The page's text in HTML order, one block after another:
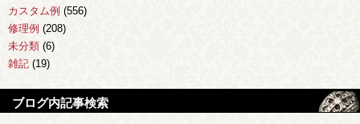
カスタム例 (556)
修理例 (208)
未分類 (6)
雑記 (19)
ブログ内記事検索